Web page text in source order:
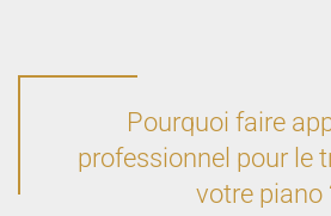
Pourquoi faire
professionnel pour le
votre piano